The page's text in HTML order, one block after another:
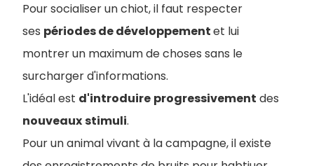
Pour socialiser un chiot, il faut respecter
ses périodes de développementet lui
montrer un maximum de choses sans le
surcharger d'informations.
L'idéal est d'introduire progressivement des
nouveauxstimuli.
Pour un animal vivant à la campagne, il existe